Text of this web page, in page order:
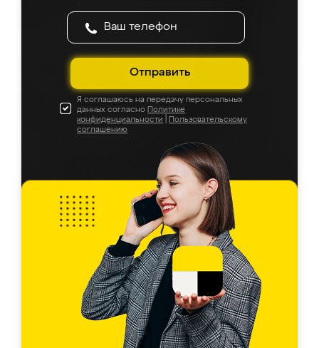
Отправить
Я соглашаюсь на передачу персональных
данных согласно Политике
конфиденциальности
Пользовательскому
соглашению